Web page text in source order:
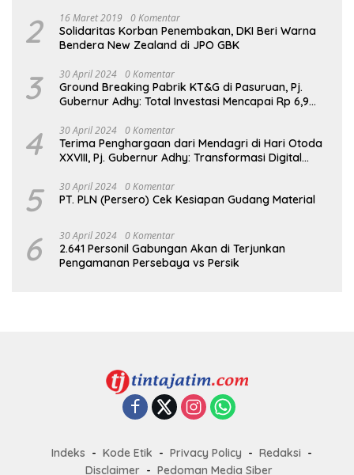
2 16 Maret 2019 0 Komentar
Solidaritas Korban Penembakan, DKI Beri Warna
Bendera New Zealand di JPO GBK
3 30 April 2024 0 Komentar
Ground Breaking Pabrik KT&G di Pasuruan, Pj.
Gubernur Adhy: Total Investasi Mencapai Rp 6,9
4 30 April 2024 0 Komentar
Terima Penghargaan dari Mendagri di Hari Otoda
XXVIII, Pj. Gubernur Adhy: Transformasi Digital
Keberhasilan Jatim
5 30 April 2024 0 Komentar
PT. PLN (Persero) Cek Kesiapan Gudang Material
6 30 April 2024 0 Komentar
2.641 Personil Gabungan Akan di Terjunkan
Pengamanan Persebaya vs Persik
Indeks Kode Etik Privacy Policy
Redaksi
Disclaimer
Pedoman Media Siber